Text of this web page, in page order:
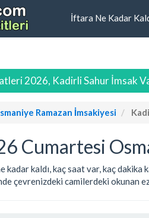
İftara Ne Kadar
2026, Kadirli Sahur İmsak
Ramazan İmsakiyesi
Cumartesi
kaldı, kaç saat var, kaç
çevrenizdeki camilerdeki okunan